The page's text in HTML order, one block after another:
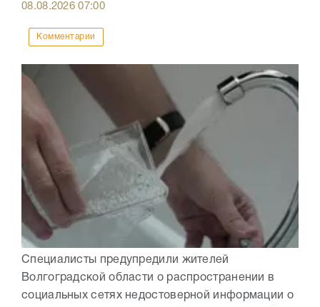
08.08.202607:00
Комментарии
Специалисты предупредили жителей
Волгоградской области о распространении в
социальных сетях недостоверной информации о